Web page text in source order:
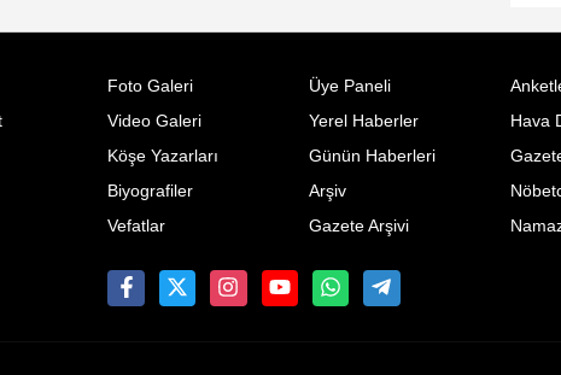
Foto Galeri
Video Galeri
Köşe Yazarları
Biyografiler
Vefatlar
Üye Paneli
Yerel Haberler
Günün Haberleri
Arşiv
Gazete Arşivi
Hava